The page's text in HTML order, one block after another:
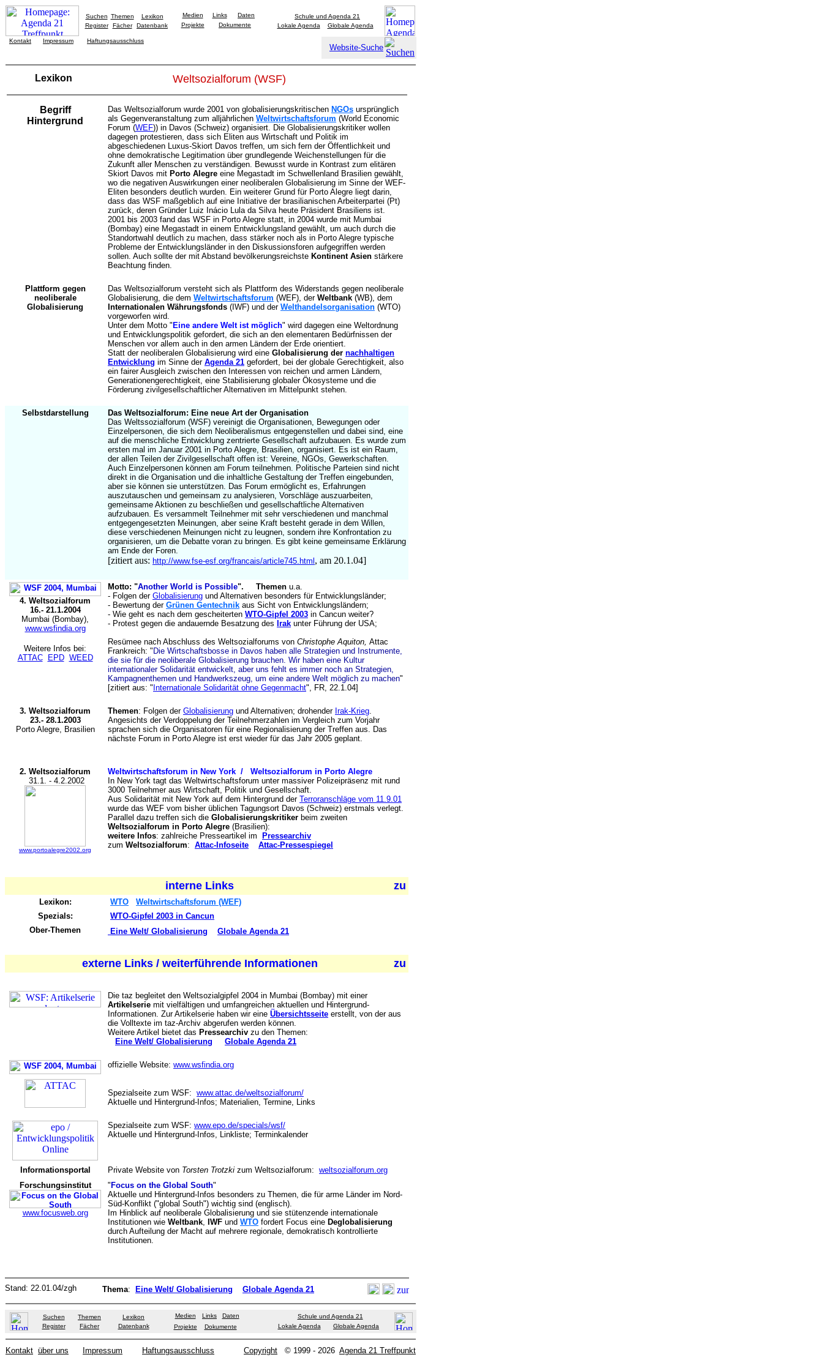
Suchen Themen
Lexikon
Register
Fächer Datenbank
Medien Links
Daten
Projekte
Dokumente
Schule und Agenda 21
Lokale Agenda
Globale Agenda
Kontakt Impressum Haftungsausschluss
Website-Suche
Lexikon Weltsozialforum (WSF)
Begriff
Hintergrund
Das Weltsozialforum wurde 2001 von globalisierungskritischen NGOs ursprünglich
als Gegenveranstaltung zum alljährlichen Weltwirtschaftsforum (World Economic
Forum (WEF)) in Davos (Schweiz) organisiert. Die Globalisierungskritiker wollen
dagegen protestieren, dass sich Eliten aus Wirtschaft und Politik im
abgeschiedenen Luxus-Skiort Davos treffen, um sich fern der Öffentlichkeit und
ohne demokratische Legitimation über grundlegende Weichenstellungen für die
Zukunft aller Menschen zu verständigen. Bewusst wurde in Kontrast zum elitären
Skiort Davos mit Porto Alegre eine Megastadt im Schwellenland Brasilien gewählt,
wo die negativen Auswirkungen einer neoliberalen Globalisierung im Sinne der WEF-
Eliten besonders deutlich wurden. Ein weiterer Grund für Porto Alegre liegt darin,
dass das WSF maßgeblich auf eine Initiative der brasilianischen Arbeiterpartei (Pt)
zurück, deren Gründer Luiz Inácio Lula da Silva heute Präsident Brasiliens ist.
2001 bis 2003 fand das WSF in Porto Alegre statt, in 2004 wurde mit Mumbai
(Bombay) eine Megastadt in einem Entwicklungsland gewählt, um auch durch die
Standortwahl deutlich zu machen, dass stärker noch als in Porto Alegre typische
Probleme der Entwicklungsländer in den Diskussionsforen aufgegriffen werden
sollen. Auch sollte der mit Abstand bevölkerungsreichste Kontinent Asien stärkere
Beachtung finden.
Plattform gegen
neoliberale
Globalisierung
Das Weltsozialforum versteht sich als Plattform des Widerstands gegen neoliberale
Globalisierung, die dem Weltwirtschaftsforum (WEF), der Weltbank (WB), dem
Internationalen Währungsfonds (IWF) und der Welthandelsorganisation (WTO)
vorgeworfen wird.
Unter dem Motto " Eine andere Welt ist möglich" wird dagegen eine Weltordnung
und Entwicklungspolitik gefordert, die sich an den elementaren Bedürfnissen der
Menschen vor allem auch in den armen Ländern der Erde orientiert.
Statt der neoliberalen Globalisierung wird eine Globalisierung der nachhaltigen
Entwicklung im Sinne der Agenda 21 gefordert, bei der globale Gerechtigkeit, also
ein fairer Ausgleich zwischen den Interessen von reichen und armen Ländern,
Generationengerechtigkeit, eine Stabilisierung globaler Ökosysteme und die
Förderung zivilgesellschaftlicher Alternativen im Mittelpunkt stehen.
Selbstdarstellung
Das Weltsozialforum: Eine neue Art der Organisation
Das Weltssozialforum (WSF) vereinigt die Organisationen, Bewegungen oder
Einzelpersonen, die sich dem Neoliberalismus entgegenstellen und dabei sind, eine
auf die menschliche Entwicklung zentrierte Gesellschaft aufzubauen. Es wurde zum
ersten mal im Januar 2001 in Porto Alegre, Brasilien, organisiert. Es ist ein Raum,
der allen Teilen der Zivilgesellschaft offen ist: Vereine, NGOs, Gewerkschaften.
Auch Einzelpersonen können am Forum teilnehmen. Politische Parteien sind nicht
direkt in die Organisation und die inhaltliche Gestaltung der Treffen eingebunden,
aber sie können sie unterstützen. Das Forum ermöglicht es, Erfahrungen
auszutauschen und gemeinsam zu analysieren, Vorschläge auszuarbeiten,
gemeinsame Aktionen zu beschließen und gesellschaftliche Alternativen
aufzubauen. Es versammelt Teilnehmer mit sehr verschiedenen und manchmal
entgegengesetzten Meinungen, aber seine Kraft besteht gerade in dem Willen,
diese verschiedenen Meinungen nicht zu leugnen, sondern ihre Konfrontation zu
organisieren, um die Debatte voran zu bringen. Es gibt keine gemeinsame Erklärung
am Ende der Foren.
[zitiert aus: http://www.fse-esf.org/francais/article745.html , am 20.1.04]
4. Weltsozialforum
16.- 21.1.2004
Mumbai (Bombay),
www.wsfindia.org
Weitere Infos bei:
ATTAC
EPD WEED
Motto: "Another World is Possible". Themen u.a.
- Folgen der Globalisierung und Alternativen besonders für Entwicklungsländer;
- Bewertung der Grünen Gentechnik aus Sicht von Entwicklungsländern;
- Wie geht es nach dem gescheiterten WTO-Gipfel 2003 in Cancun weiter?
- Protest gegen die andauernde Besatzung des Irak unter Führung der USA;
Resümee nach Abschluss des Weltsozialforums von Christophe Aquiton, Attac
Frankreich: " Die Wirtschaftsbosse in Davos haben alle Strategien und Instrumente,
die sie für die neoliberale Globalisierung brauchen. Wir haben eine Kultur
internationaler Solidarität entwickelt, aber uns fehlt es immer noch an Strategien,
Kampagnenthemen und Handwerkszeug, um eine andere Welt möglich zu machen"
[zitiert aus: " Internationale Solidarität ohne Gegenmacht", FR, 22.1.04]
3. Weltsozialforum
23.- 28.1.2003
Porto Alegre, Brasilien
Themen: Folgen der Globalisierung und Alternativen; drohender Irak-Krieg.
Angesichts der Verdoppelung der Teilnehmerzahlen im Vergleich zum Vorjahr
sprachen sich die Organisatoren für eine Regionalisierung der Treffen aus. Das
nächste Forum in Porto Alegre ist erst wieder für das Jahr 2005 geplant.
2. Weltsozialforum
31.1. - 4.2.2002
www.portoalegre2002.org
Weltwirtschaftsforum in New York / Weltsozialforum in Porto Alegre
In New York tagt das Weltwirtschaftsforum unter massiver Polizeipräsenz mit rund
3000 Teilnehmer aus Wirtschaft, Politik und Gesellschaft.
Aus Solidarität mit New York auf dem Hintergrund der Terroranschläge vom 11.9.01
wurde das WEF vom bisher üblichen Tagungsort Davos (Schweiz) erstmals verlegt.
Parallel dazu treffen sich die Globalisierungskritiker beim zweiten
Weltsozialforum in Porto Alegre (Brasilien):
weitere Infos: zahlreiche Presseartikel im
Pressearchiv
zum Weltsozialforum: Attac-Infoseite Attac-Pressespiegel
interne Links
Lexikon: WTO
Weltwirtschaftsforum (WEF)
Spezials:
WTO-Gipfel 2003 in Cancun
Ober-Themen
Eine Welt/ Globalisierung Globale Agenda 21
externe Links / weiterführende Informationen
Die taz begleitet den Weltsozialgipfel 2004 in Mumbai (Bombay) mit einer
Artikelserie mit vielfältigen und umfangreichen aktuellen und Hintergrund-
Informationen. Zur Artikelserie haben wir eine Übersichtsseite erstellt, von der aus
die Volltexte im taz-Archiv abgerufen werden können.
Weitere Artikel bietet das Pressearchiv zu den Themen:
Eine Welt/ Globalisierung
Globale Agenda 21
offizielle Website: www.wsfindia.org
Spezialseite zum WSF: www.attac.de/weltsozialforum/
Aktuelle und Hintergrund-Infos; Materialien, Termine, Links
Spezialseite zum WSF: www.epo.de/specials/wsf/
Aktuelle und Hintergrund-Infos, Linkliste; Terminkalender
Informationsportal Private Website von Torsten Trotzki zum Weltsozialforum: weltsozialforum.org
Forschungsinstitut
www.focusweb.org
" Focus on the Global South"
Aktuelle und Hintergrund-Infos besonders zu Themen, die für arme Länder im Nord-
Süd-Konflikt ("global South") wichtig sind (englisch).
Im Hinblick auf neoliberale Globalisierung und sie stütenzende internationale
Institutionen wie Weltbank, IWF und WTO fordert Focus eine Deglobalisierung
durch Aufteilung der Macht auf mehrere regionale, demokratisch kontrollierte
Institutionen.
Stand: 22.01.04/zgh Thema: Eine Welt/ Globalisierung Globale Agenda 21
Suchen Themen
Lexikon
Register
Fächer Datenbank
Medien Links
Daten
Projekte
Dokumente
Schule und Agenda 21
Lokale Agenda
Globale Agenda
Kontakt über uns Impressum Haftungsausschluss Copyright © 1999 - 2026 Agenda 21 Treffpunkt